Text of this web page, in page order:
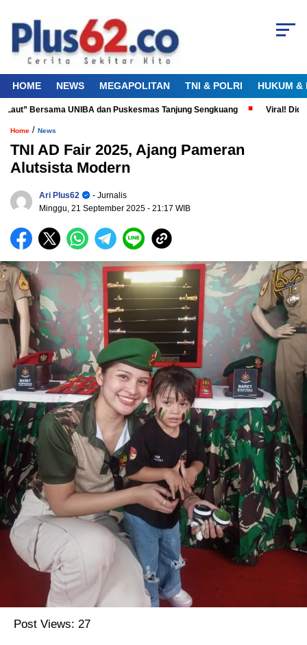
HOME NEWS MEGAPOLITAN TNI & POLRI HUKUM &
Bersama UNIBA dan Puskesmas Tanjung Sengkuang Viral! Diduga
Home / News
TNI AD Fair 2025, Ajang Pameran
Alutsista Modern
Ari Plus62
- Jurnalis
Minggu, 21 September 2025 - 21:17 WIB
Post Views: 27